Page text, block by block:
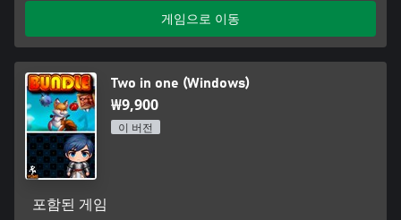
게임으로 이동
Two in one (Windows)
₩9,900
이 버전
포함된 게임